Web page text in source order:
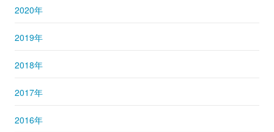
2020年
2019年
2018年
2017年
2016年